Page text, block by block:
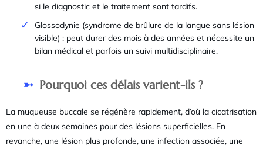
si le diagnostic et le traitement sont tardifs.
Glossodynie (syndrome de brûlure de la langue sans lésion
visible) : peut durer des mois à des années et nécessite un
bilan médical et parfois un suivi multidisciplinaire.
Pourquoi ces délais varient-ils ?
La muqueuse buccale se régénère rapidement, d’où la cicatrisation
en une à deux semaines pour des lésions superficielles. En
revanche, une lésion plus profonde, une infection associée, une